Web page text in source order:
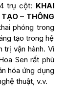
trụ cột: KHAI
– THÔNG
phóng trong
tạo trong hệ
trị vận hành. Vì
Sen rất phù
hóa ứng dụng
thuật, v.v.